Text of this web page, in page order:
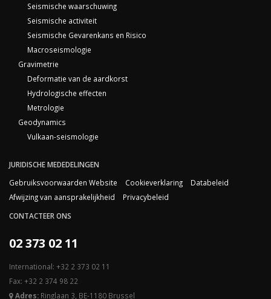
Seismische waarschuwing
Seismische activiteit
Seismische Gevarenkans en Risico
Macroseismologie
Gravimetrie
Deformatie van de aardkorst
Hydrologische effecten
Metrologie
Geodynamics
Vulkaan-seismologie
JURIDISCHE MEDEDELINGEN
Gebruiksvoorwaarden Website
Cookieverklaring
Databeleid
Afwijzing van aansprakelijkheid
Privacybeleid
CONTACTEER ONS
02 373 02 11
International: +32 2 373 02 11
Fax: +32 2 374 98 22
Adres: Ringlaan 3, BE-1180 Brussel